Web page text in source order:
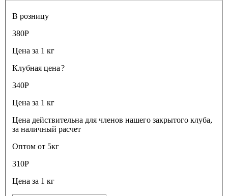
В розницу
380Р
Цена за 1 кг
Клубная цена?
340Р
Цена за 1 кг
Цена действительна для членов нашего закрытого клуба,
за наличный расчет
Оптом от 5кг
310Р
Цена за 1 кг